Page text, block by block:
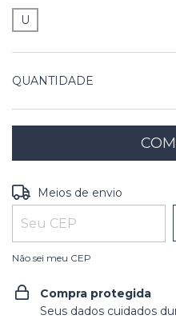
U
QUANTIDADE
Entregas para o CEP:
Meios de envio
Não sei meu CEP
Compra protegida
Seus dados cuidados